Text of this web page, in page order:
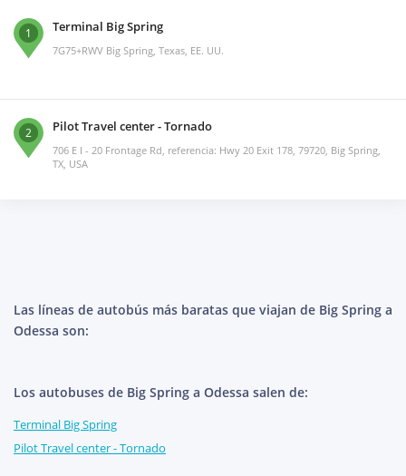
1 Terminal Big Spring
7G75+RWV Big Spring, Texas, EE. UU.
2 Pilot Travel center - Tornado
706 E I - 20 Frontage Rd, referencia: Hwy 20 Exit 178, 79720, Big Spring,
TX, USA
Las líneas de autobús más baratas que viajan de Big Spring a
Odessa son:
Los autobuses de Big Spring a Odessa salen de:
Terminal Big Spring
Pilot Travel center - Tornado